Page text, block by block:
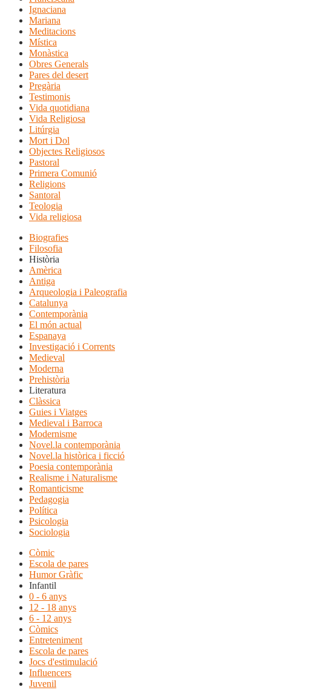
Ignaciana
Mariana
Meditacions
Mística
Monàstica
Obres Generals
Pares del desert
Pregària
Testimonis
Vida quotidiana
Vida Religiosa
Litúrgia
Mort i Dol
Objectes Religiosos
Pastoral
Primera Comunió
Religions
Santoral
Teologia
Vida religiosa
Biografies
Filosofia
Història
Amèrica
Antiga
Arqueologia i Paleografia
Catalunya
Contemporània
El món actual
Espanaya
Investigació i Corrents
Medieval
Moderna
Prehistòria
Literatura
Clàssica
Guies i Viatges
Medieval i Barroca
Modernisme
Novel.la contemporània
Novel.la històrica i ficció
Poesia contemporània
Realisme i Naturalisme
Romanticisme
Pedagogia
Política
Psicologia
Sociologia
Còmic
Escola de pares
Humor Gràfic
Infantil
0 - 6 anys
12 - 18 anys
6 - 12 anys
Còmics
Entreteniment
Escola de pares
Jocs d'estimulació
Influencers
Juvenil